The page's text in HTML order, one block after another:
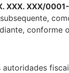
XXX. XXX/
conforme
autoridades